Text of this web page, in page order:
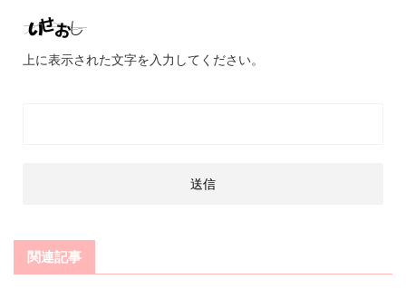
上に表示された文字を入力してください。
関連記事